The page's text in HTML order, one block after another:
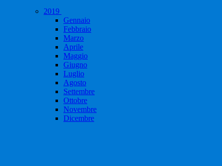
2019
Gennaio
Febbraio
Marzo
Aprile
Maggio
Giugno
Luglio
Agosto
Settembre
Ottobre
Novembre
Dicembre